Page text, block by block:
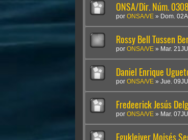
ONSA/Dir. Núm.
por ONSA/VE » Dom.
Rossy Bell Tussen
por ONSA/VE » Mar.
Daniel Enrique
por ONSA/VE » Jue.
Fredeerick Jesús
por ONSA/VE » Mar.
Egukleiver Moisés